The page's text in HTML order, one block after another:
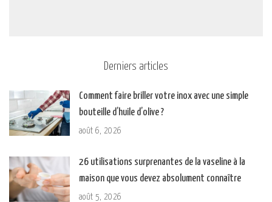
Derniers articles
Comment faire briller votre inox avec une simple
bouteille d’huile d’olive ?
août 6, 2026
26 utilisations surprenantes de la vaseline à la
maison que vous devez absolument connaître
août 5, 2026